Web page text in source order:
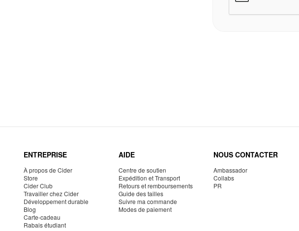
ENTREPRISE
À propos de Cider
Store
Cider Club
Travailler chez Cider
Développement durable
Blog
Carte-cadeau
Rabais étudiant
AIDE
Centre de soutien
Expédition et Transport
Retours et remboursements
Guide des tailles
Suivre ma commande
Modes de paiement
NOUS CONTACTER
Ambassador
Collabs
PR